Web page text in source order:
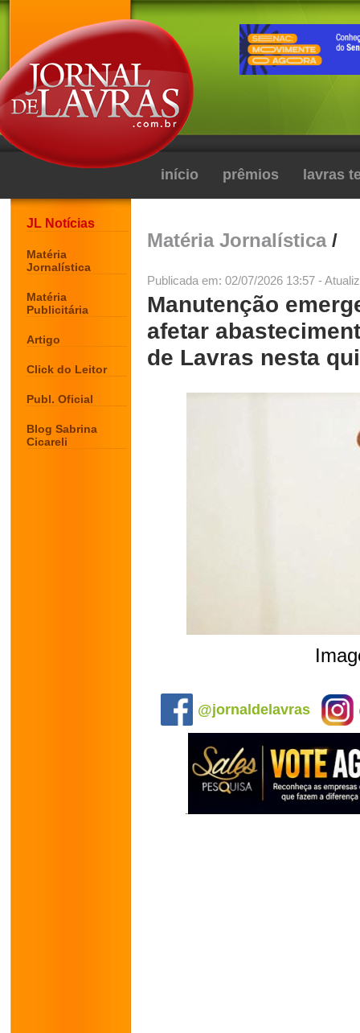
início prêmios lavras
JL Notícias
Matéria
Jornalística
Matéria
Publicitária
Artigo
Click do Leitor
Publ. Oficial
Blog Sabrina
Cicareli
Matéria Jornalística/
Publicada em: 02/07/2026 13:57 -
Manutenção
afetar
de Lavras nesta
@jornaldelavras